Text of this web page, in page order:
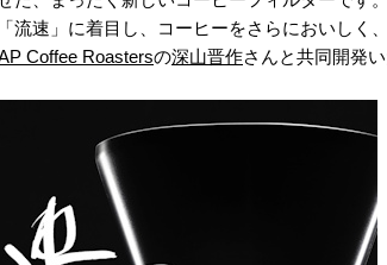
流速」に着目し、コーヒーをさらにおいしく
Coffee Roastersの深山晋作さんと共同開発い